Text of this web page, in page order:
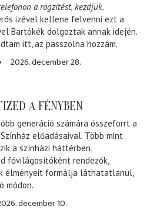
a rögzítést, kezdjük.
izével kellene felvenni ezt a
Bartókék dolgoztak annak idején.
itt, az passzolna hozzám.
2026. december 28.
A FÉNYBEN
generáció számára összeforrt a
előadásaival. Több mint
a színházi háttérben,
fővilágosítóként rendezők,
élményeit formálja láthatatlanul,
módon.
december 10.